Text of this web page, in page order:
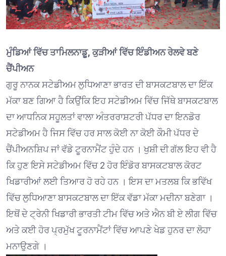
ਮੁੰਡਿਆਂ ਵਿੱਚ ਤਾਮਿਲਨਾਡੂ, ਕੁੜੀਆਂ ਵਿੱਚ ਇੰਡੀਅਨ ਰੇਲਵੇ ਬਣੇ
ਚੈਂਪੀਅਨ
ਗੁਰੂ ਨਾਨਕ ਸਟੇਡੀਅਮ ਲੁਧਿਆਣਾ ਭਾਰਤ ਦੀ ਬਾਸਕਟਬਾਲ ਦਾ ਇੱਕ
ਮੱਕਾ ਬਣ ਗਿਆ ਹੈ ਕਿਉਂਕਿ ਇਹ ਸਟੇਡੀਅਮ ਵਿੱਚ ਜਿੱਥੇ ਬਾਸਕਟਬਾਲ
ਦਾ ਆਧਨਿਕ ਸਹੂਲਤਾਂ ਵਾਲਾ ਅੰਤਰਰਾਸ਼ਟਰੀ ਪੱਧਰ ਦਾ ਇਨਡੋਰ
ਸਟੇਡੀਅਮ ਹੈ ਜਿਸ ਵਿੱਚ ਹਰ ਸਾਲ ਕੋਈ ਨਾ ਕੋਈ ਕੌਮੀ ਪੱਧਰ ਦੇ
ਚੈਂਪੀਅਨਸ਼ਿਪ ਜਾਂ ਵੱਡੇ ਟੂਰਨਾਮੈਂਟ ਹੁੰਦੇ ਹਨ । ਖੁਸ਼ੀ ਦੀ ਗੱਲ ਇਹ ਵੀ ਹੈ
ਕਿ ਹੁਣ ਇਸੇ ਸਟੇਡੀਅਮ ਵਿੱਚ 2 ਹੋਰ ਇੰਡੋਰ ਬਾਸਕਟਬਾਲ ਕੋਰਟ
ਖਿਡਾਰੀਆਂ ਲਈ ਤਿਆਰ ਹੋ ਰਹੇ ਹਨ । ਇਸ ਦਾ ਮਤਲਬ ਕਿ ਭਵਿੱਖ
ਵਿੱਚ ਲੁਧਿਆਣਾ ਬਾਸਕਟਬਾਲ ਦਾ ਇੱਕ ਵੱਡਾ ਮੱਕਾ ਮਦੀਨਾ ਬਣੇਗਾ ।
ਇਥੋਂ ਦੇ ਟ੍ਰੇਨੀ ਖਿਡਾਰੀ ਭਾਰਤੀ ਟੀਮ ਵਿੱਚ ਅਤੇ ਐਨ ਬੀ ਏ ਲੀਗ ਵਿੱਚ
ਅਤੇ ਕਈ ਹੋਰ ਪ੍ਰਮੁੱਖ ਟੂਰਨਾਮੈਂਟਾਂ ਵਿੱਚ ਆਪਣੇ ਖੇਡ ਹੁਨਰ ਦਾ ਲੋਹਾ
ਮਨਾਉਣਗੇ ।